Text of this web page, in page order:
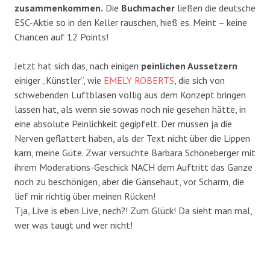
zusammenkommen. Die Buchmacher ließen die deutsche
ESC-Aktie so in den Keller rauschen, hieß es. Meint – keine
Chancen auf 12 Points!
Jetzt hat sich das, nach einigen peinlichen Aussetzern
einiger „Künstler“, wie EMELY ROBERTS , die sich von
schwebenden Luftblasen völlig aus dem Konzept bringen
lassen hat, als wenn sie sowas noch nie gesehen hätte, in
eine absolute Peinlichkeit gegipfelt. Der müssen ja die
Nerven geflattert haben, als der Text nicht über die Lippen
kam, meine Güte. Zwar versuchte Barbara Schöneberger mit
ihrem Moderations-Geschick NACH dem Auftritt das Ganze
noch zu beschönigen, aber die Gänsehaut, vor Scharm, die
lief mir richtig über meinen Rücken!
Tja, Live is eben Live, nech?! Zum Glück! Da sieht man mal,
wer was taugt und wer nicht!